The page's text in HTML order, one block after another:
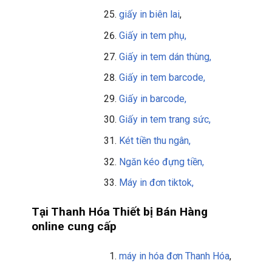
giấy in biên lai,
Giấy in tem phụ,
Giấy in tem dán thùng,
Giấy in tem barcode,
Giấy in barcode,
Giấy in tem trang sức,
Két tiền thu ngân,
Ngăn kéo đựng tiền,
Máy in đơn tiktok,
Tại Thanh Hóa Thiết bị Bán Hàng
online cung cấp
máy in hóa đơn Thanh Hóa,